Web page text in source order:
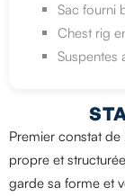
Sac fourni
Chest rig
Suspentes
Premier constat de
propre et
garde sa forme et